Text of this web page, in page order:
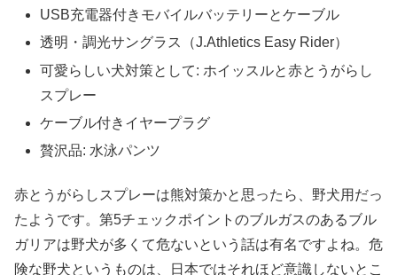
USB充電器付きモバイルバッテリーとケーブル
透明・調光サングラス（J.Athletics Easy Rider）
可愛らしい犬対策として: ホイッスルと赤とうがらし
スプレー
ケーブル付きイヤープラグ
贅沢品: 水泳パンツ
赤とうがらしスプレーは熊対策かと思ったら、野犬用だっ
たようです。第5チェックポイントのブルガスのあるブル
ガリアは野犬が多くて危ないという話は有名ですよね。危
険な野犬というものは、日本ではそれほど意識しないとこ